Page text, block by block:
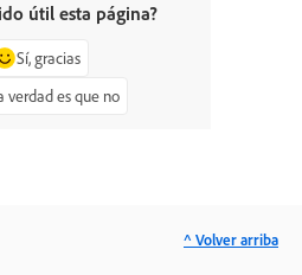
útil esta página?
Sí, gracias
verdad es que no
^ Volver arriba